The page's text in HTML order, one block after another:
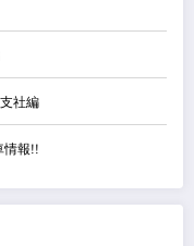
社編
情報!!